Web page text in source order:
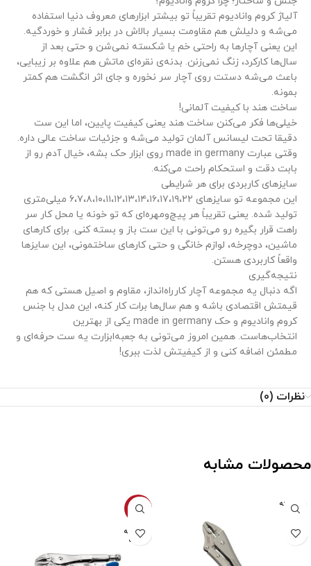
آلیاژ کروم وانادیوم تقریباً تو بیشتر ابزارهای معروف دنیا استفاده
می‌شه و دلیلش هم مقاومت بسیار بالاش در برابر فشار و خوردگیه.
این یعنی آچارها به راحتی خم یا شکسته نمی‌شن و حتی بعد از
سال‌ها کارکرد، زنگ نمی‌زنن. بدنه‌ی نقره‌ای ماتش هم علاوه بر زیبایی،
باعث می‌شه دستت روی آچار سر نخوره و جای اثر انگشت هم کمتر
بمونه.
ساخت هند با کیفیت آلمانی!
خیلی‌ها فکر می‌کنن ساخت هند یعنی کیفیت پایین، اما این ست
دقیقا تحت لیسانس آلمان تولید می‌شه و جزئیات ساخت عالی داره.
وقتی عبارت made in germany روی ابزار حک بشه، خیال آدم رو از
بابت دقت و استحکام راحت می‌کنه.
سایزهای کاربردی برای هر شرایطی
این مجموعه تو سایزهای ۶،۷،۸،۱۰،۱۱،۱۲،۱۳،۱۴،۱۶،۱۷،۱۹،۲۲ میلی‌متری
تولید شده. یعنی تقریباً هر پیچ‌ومهره‌ای که تو خونه یا محل کار سر
راهت قرار بگیره رو می‌تونی با این ست باز و بسته کنی. برای کارهای
ماشین، دوچرخه، لوازم خانگی و حتی کارهای ساختمونی، این سایزها
واقعاً کاربردی هستن.
نتیجه‌گیری
اگه دنبال یه مجموعه آچار کارراه‌انداز، مقاوم و اصیل هستی که هم
قیمتش اقتصادی باشه و هم سال‌ها برات کار کنه، این مدل با جنس
کروم وانادیوم و حک made in germany یکی از بهترین
انتخاب‌هاست. همین امروز می‌تونی به جعبه‌ابزارت یه ست حرفه‌ای و
مطمئن اضافه کنی و از کیفیتش لذت ببری!
نظرات (0)
محصولات مشابه
فروخته
شده
-7%
فروخته
شده
تیم پشتیبانی عصر ابزار آماده ی پاسخ به سوالات شما